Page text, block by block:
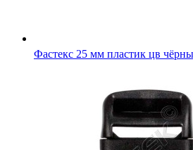
Фастекс 25 мм пластик цв